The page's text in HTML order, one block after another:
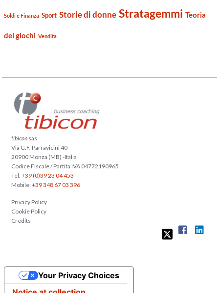
Soldi e Finanza Sport Storie di donne Stratagemmi Teoria
dei giochi Vendita
tibicon sas
Via G.F. Parravicini 40
20900 Monza (MB) -Italia
Codice Fiscale / Partita IVA 04772190965
Tel:+39 (0)39 23 04 453
Mobile:+39 348 67 03 396
Privacy Policy
Cookie Policy
Credits
Your Privacy Choices